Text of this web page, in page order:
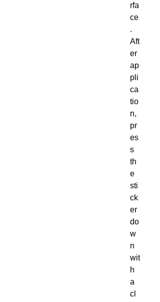
rfa
ce
.
Aft
er
ap
pli
ca
tio
n,
pr
es
s
th
e
sti
ck
er
do
w
n
wit
h
a
cl